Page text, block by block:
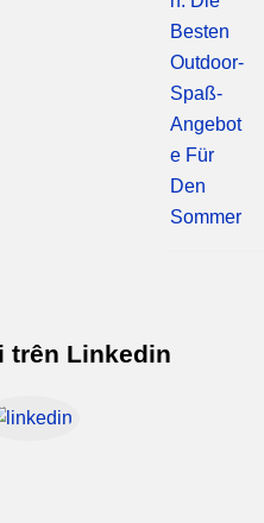
trên Linkedin